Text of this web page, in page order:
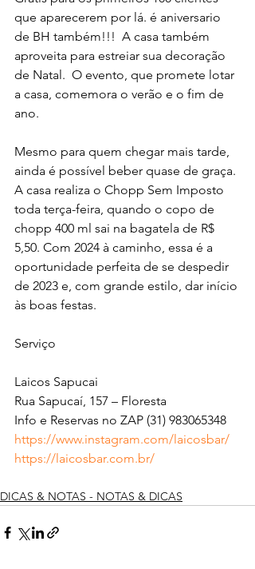
que aparecerem por lá. é aniversario
de BH também!!!  A casa também
aproveita para estreiar sua decoração
de Natal.  O evento, que promete lotar
a casa, comemora o verão e o fim de
ano.
Mesmo para quem chegar mais tarde,
ainda é possível beber quase de graça.
A casa realiza o Chopp Sem Imposto
toda terça-feira, quando o copo de
chopp 400 ml sai na bagatela de R$
5,50. Com 2024 à caminho, essa é a
oportunidade perfeita de se despedir
de 2023 e, com grande estilo, dar início
às boas festas.
Serviço
Laicos Sapucai
Rua Sapucaí, 157 – Floresta
Info e Reservas no ZAP (31) 983065348
https://www.instagram.com/laicosbar/
https://laicosbar.com.br/
DICAS & NOTAS - NOTAS & DICAS